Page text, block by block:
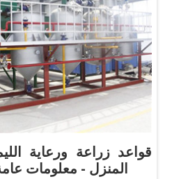
قواعد زراعة ورعاية
المنزل - معلومات عامة -